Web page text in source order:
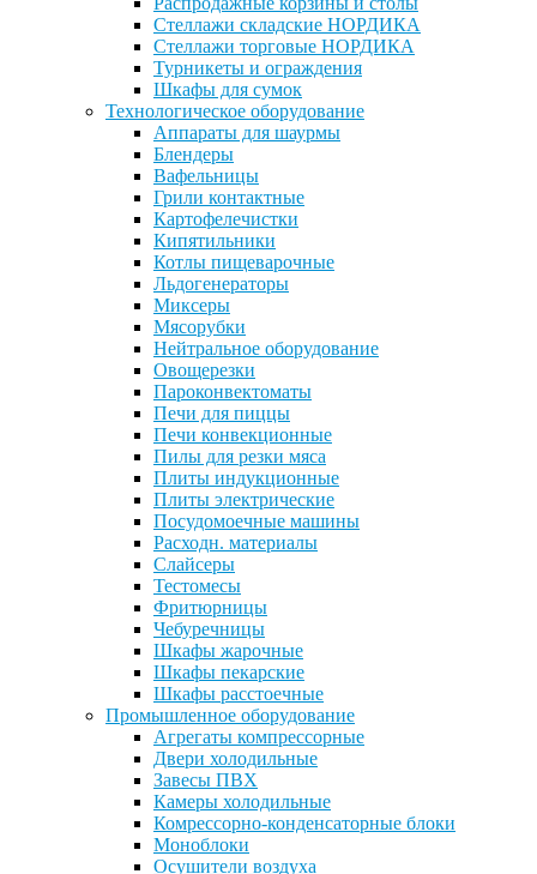
Стеллажи складские НОРДИКА
Стеллажи торговые НОРДИКА
Турникеты и ограждения
Шкафы для сумок
Технологическое оборудование
Аппараты для шаурмы
Блендеры
Вафельницы
Грили контактные
Картофелечистки
Кипятильники
Котлы пищеварочные
Льдогенераторы
Миксеры
Мясорубки
Нейтральное оборудование
Овощерезки
Пароконвектоматы
Печи для пиццы
Печи конвекционные
Пилы для резки мяса
Плиты индукционные
Плиты электрические
Посудомоечные машины
Расходн. материалы
Слайсеры
Тестомесы
Фритюрницы
Чебуречницы
Шкафы жарочные
Шкафы пекарские
Шкафы расстоечные
Промышленное оборудование
Агрегаты компрессорные
Двери холодильные
Завесы ПВХ
Камеры холодильные
Комрессорно-конденсаторные блоки
Моноблоки
Осушители воздуха